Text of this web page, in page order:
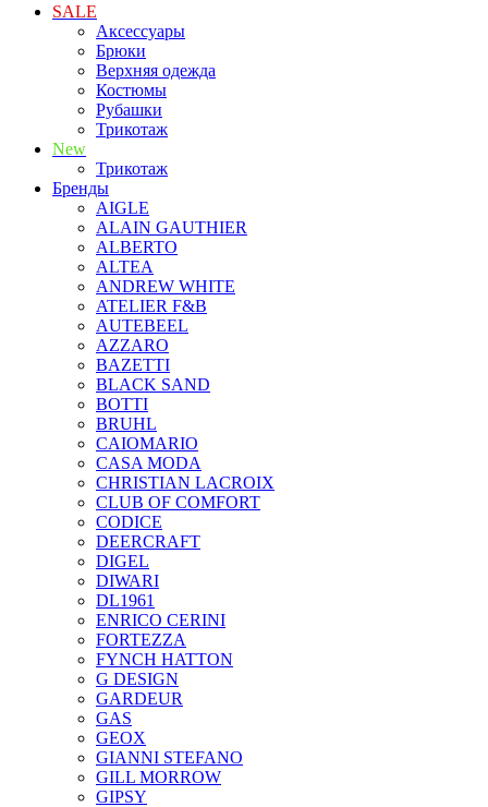
SALE
Аксессуары
Брюки
Верхняя одежда
Костюмы
Рубашки
Трикотаж
New
Трикотаж
Бренды
AIGLE
ALAIN GAUTHIER
ALBERTO
ALTEA
ANDREW WHITE
ATELIER F&B
AUTEBEEL
AZZARO
BAZETTI
BLACK SAND
BOTTI
BRUHL
CAIOMARIO
CASA MODA
CHRISTIAN LACROIX
CLUB OF COMFORT
CODICE
DEERCRAFT
DIGEL
DIWARI
DL1961
ENRICO CERINI
FORTEZZA
FYNCH HATTON
G DESIGN
GARDEUR
GAS
GEOX
GIANNI STEFANO
GILL MORROW
GIPSY